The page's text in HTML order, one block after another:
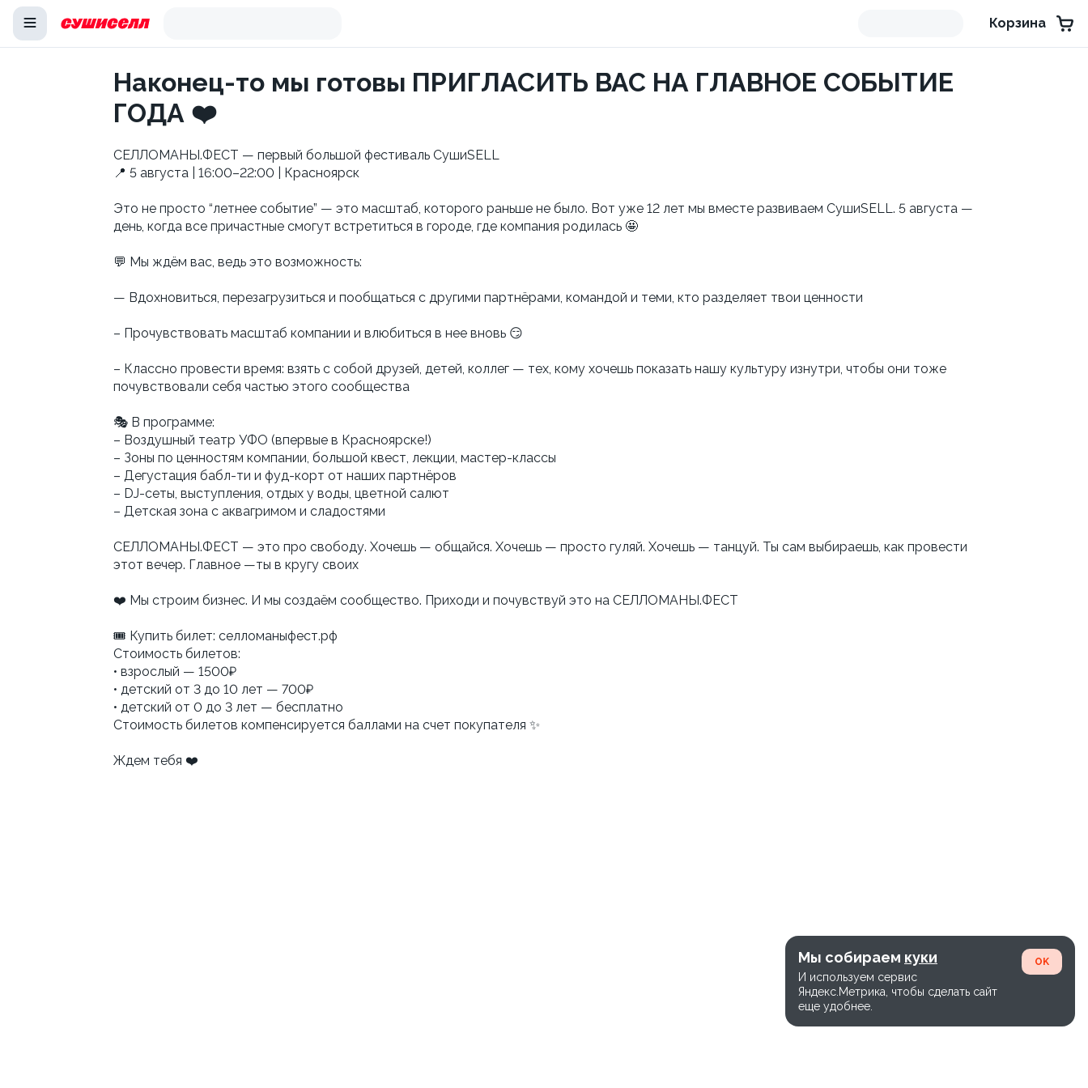
Корзина
Наконец-то мы готовы ПРИГЛАСИТЬ ВАС НА ГЛАВНОЕ СОБЫТИЕ
ГОДА ❤️
СЕЛЛОМАНЫ.ФЕСТ — первый большой фестиваль СушиSELL
📍 5 августа | 16:00–22:00 | Красноярск
Это не просто “летнее событие” — это масштаб, которого раньше не было. Вот уже 12 лет мы вместе развиваем СушиSELL. 5 августа —
день, когда все причастные смогут встретиться в городе, где компания родилась 🤩
💬 Мы ждём вас, ведь это возможность:
— Вдохновиться, перезагрузиться и пообщаться с другими партнёрами, командой и теми, кто разделяет твои ценности
– Прочувствовать масштаб компании и влюбиться в нее вновь 😏
– Классно провести время: взять с собой друзей, детей, коллег — тех, кому хочешь показать нашу культуру изнутри, чтобы они тоже
почувствовали себя частью этого сообщества
🎭 В программе:
– Воздушный театр УФО (впервые в Красноярске!)
– Зоны по ценностям компании, большой квест, лекции, мастер-классы
– Дегустация бабл-ти и фуд-корт от наших партнёров
– DJ-сеты, выступления, отдых у воды, цветной салют
– Детская зона с аквагримом и сладостями
СЕЛЛОМАНЫ.ФЕСТ — это про свободу. Хочешь — общайся. Хочешь — просто гуляй. Хочешь — танцуй. Ты сам выбираешь, как провести
этот вечер. Главное —ты в кругу своих
❤️ Мы строим бизнес. И мы создаём сообщество. Приходи и почувствуй это на СЕЛЛОМАНЫ.ФЕСТ
🎟 Купить билет: селломаныфест.рф
Стоимость билетов:
• взрослый — 1500₽
• детский от 3 до 10 лет — 700₽
• детский от 0 до 3 лет — бесплатно
Стоимость билетов компенсируется баллами на счет покупателя ✨
Ждем тебя ❤️
Мы собираем куки
И используем сервис
Яндекс.Метрика, чтобы сделать сайт
еще удобнее.
OK